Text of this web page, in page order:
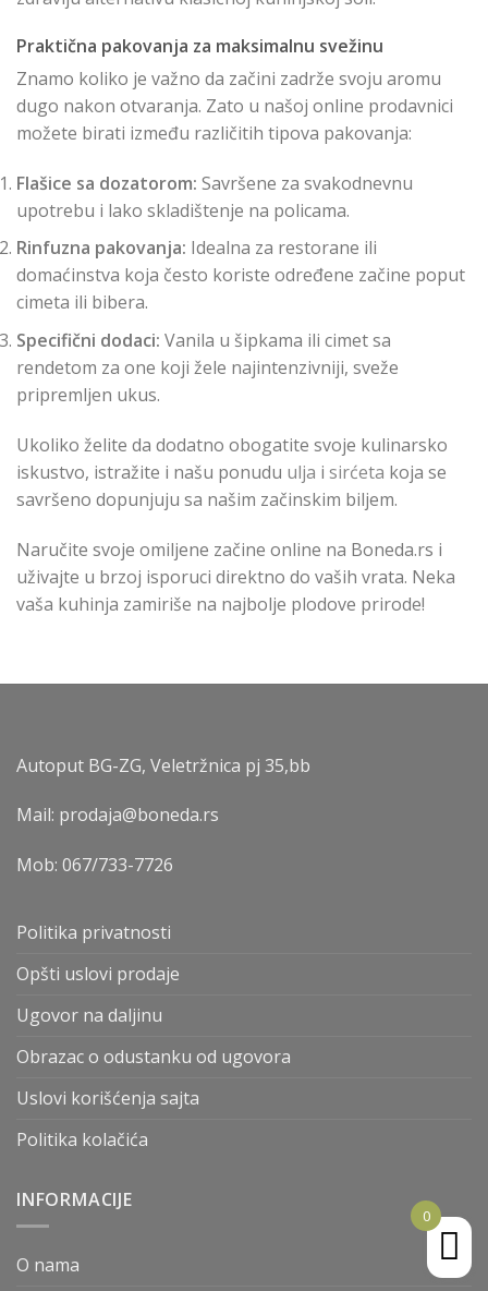
Praktična pakovanja za maksimalnu svežinu
Znamo koliko je važno da začini zadrže svoju aromu
dugo nakon otvaranja. Zato u našoj online prodavnici
možete birati između različitih tipova pakovanja:
Flašice sa dozatorom: Savršene za svakodnevnu
upotrebu i lako skladištenje na policama.
Rinfuzna pakovanja: Idealna za restorane ili
domaćinstva koja često koriste određene začine poput
cimeta ili bibera.
Specifični dodaci: Vanila u šipkama ili cimet sa
rendetom za one koji žele najintenzivniji, sveže
pripremljen ukus.
Ukoliko želite da dodatno obogatite svoje kulinarsko
iskustvo, istražite i našu ponudu ulja i sirćeta koja se
savršeno dopunjuju sa našim začinskim biljem.
Naručite svoje omiljene začine online na Boneda.rs i
uživajte u brzoj isporuci direktno do vaših vrata. Neka
vaša kuhinja zamiriše na najbolje plodove prirode!
Autoput BG-ZG, Veletržnica pj 35,bb
Mail: prodaja@boneda.rs
Mob: 067/733-7726
Politika privatnosti
Opšti uslovi prodaje
Ugovor na daljinu
Obrazac o odustanku od ugovora
Uslovi korišćenja sajta
Politika kolačića
INFORMACIJE
O nama
0